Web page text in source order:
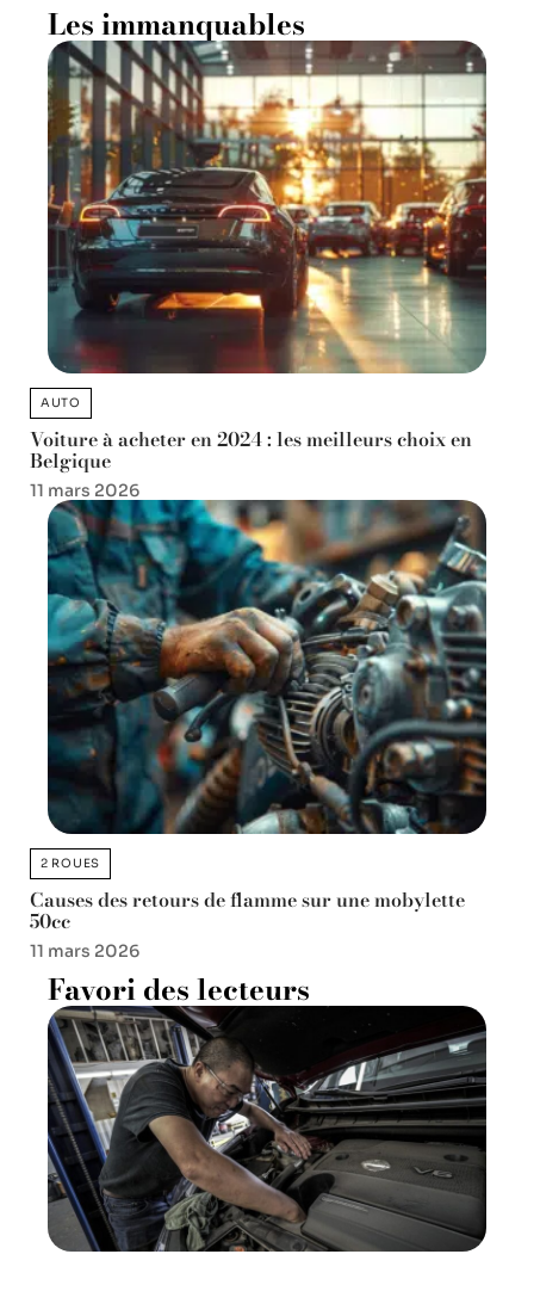
Les immanquables
AUTO
Voiture à acheter en 2024 : les meilleurs choix en
Belgique
11 mars 2026
2 ROUES
Causes des retours de flamme sur une mobylette
50cc
11 mars 2026
Favori des lecteurs